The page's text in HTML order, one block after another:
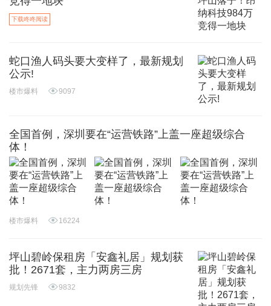
下载咚咚阅读
蛇口渔人码头要大变样了，最新规划
公示!
楼市爆料 9097
全国首例，深圳要在“运营铁路”上盖一座超级综合
体！
楼市爆料 16224
坪山碧岭保租房「安鑫礼居」规划获
批！2671套，主力两房三房
规划先锋 9832